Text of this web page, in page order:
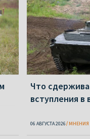
Что
вступления в
06 АВГУСТА 2026 МНЕНИЯ